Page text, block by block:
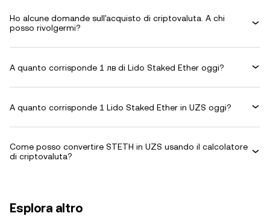
Ho alcune domande sull'acquisto di criptovaluta. A chi
posso rivolgermi?
A quanto corrisponde 1 лв di Lido Staked Ether oggi?
A quanto corrisponde 1 Lido Staked Ether in UZS oggi?
Come posso convertire STETH in UZS usando il calcolatore
di criptovaluta?
Esplora altro